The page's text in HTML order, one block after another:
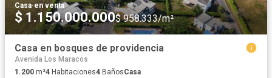
Casa·en venta
$ 1.150.000.000$ 958.333/m²
Casa en bosques de providencia
Avenida Los Maracos
1.200 m²4 Habitaciones4 BañosCasa